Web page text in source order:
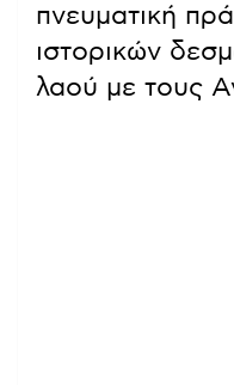
πνευματική
ιστορικών
λαού με τους